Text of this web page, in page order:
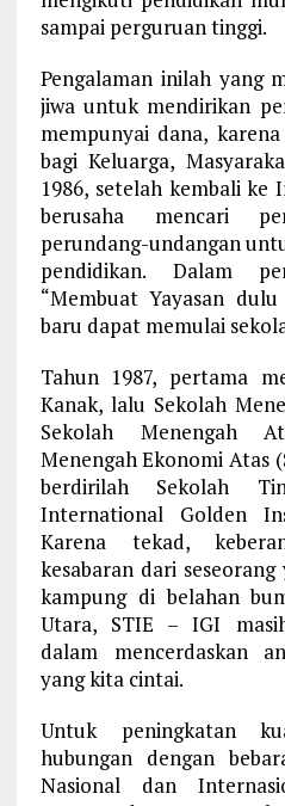
sampai perguruan tinggi.
Pengalaman inilah yang
jiwa untuk mendirikan
mempunyai dana,
bagi Keluarga,
1986, setelah kembali ke
berusaha mencari
perundang-undangan
pendidikan. Dalam
“Membuat Yayasan
baru dapat memulai
Tahun 1987, pertama
Kanak, lalu Sekolah
Sekolah Menengah
Menengah Ekonomi Atas
berdirilah Sekolah
International Golden
Karena tekad,
kesabaran dari
kampung di belahan
Utara, STIE – IGI
dalam mencerdaskan
yang kita cintai.
Untuk peningkatan
hubungan dengan
Nasional dan